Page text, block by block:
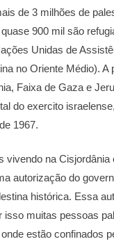
de 3 milhões de
900 mil são
Unidas de
no Oriente Médio). A
Faixa de Gaza e
do exercito
1967.
vivendo na Cisjordânia
autorização do
histórica. Essa
isso muitas pessoas
estão confinados